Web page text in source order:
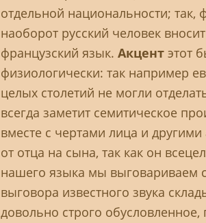
отдельной национальности; так,
наоборот русский человек
французский язык. Акцентэтот
физиологически: так например
целых столетий не могли
всегда заметит семитическое
вместе с чертами лица и
от отца на сына, так как он
нашего языка мы выговариваем
выговора известного звука
довольно строго